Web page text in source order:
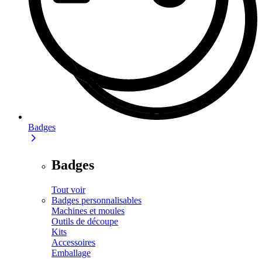
Badges
Badges
Tout voir
Badges personnalisables
Machines et moules
Outils de découpe
Kits
Accessoires
Emballage